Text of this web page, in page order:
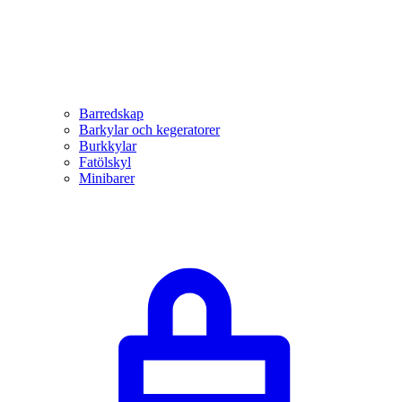
Barredskap
Barkylar och kegeratorer
Burkkylar
Fatölskyl
Minibarer